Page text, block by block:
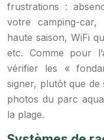
frustrations :
votre camping-car,
haute saison, WiFi
etc. Comme pour
vérifier les «
signer, plutôt que de
photos du parc
la plage.